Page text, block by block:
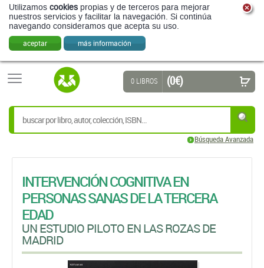
Utilizamos cookies propias y de terceros para mejorar
nuestros servicios y facilitar la navegación. Si continúa
navegando consideramos que acepta su uso.
aceptar más información
Búsqueda Avanzada
0 LIBROS (0 €)
INTERVENCIÓN COGNITIVA EN
PERSONAS SANAS DE LA TERCERA
EDAD
UN ESTUDIO PILOTO EN LAS ROZAS DE
MADRID